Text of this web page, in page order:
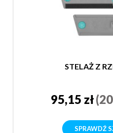
STELAŻ Z
95,15 zł
SPRAWDŹ